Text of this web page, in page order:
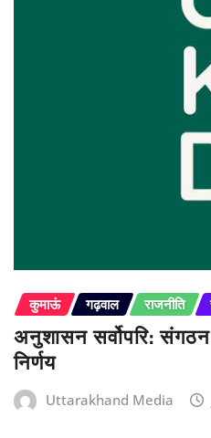
कुमाऊं गढ़वाल राजनीति
अनुशासन सर्वोपरि:
निर्णय
Uttarakhand Media